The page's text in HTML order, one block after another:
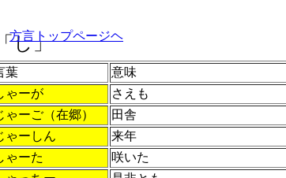
し」
葉
意味
ゃーが
さえも
ゃーご（在郷）
田舎
ゃーしん
来年
ゃーた
咲いた
方言トップページヘ